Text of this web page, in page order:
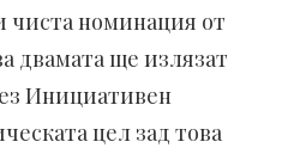
чиста номинация от
двамата ще излязат
Инициативен
цел зад това